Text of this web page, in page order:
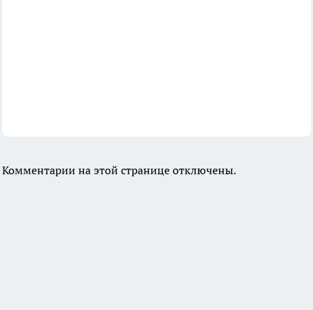
Комментарии на этой странице отключены.